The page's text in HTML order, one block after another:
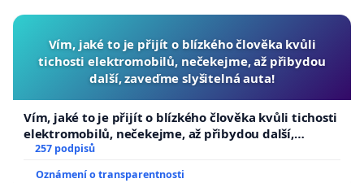
Vím, jaké to je přijít o blízkého člověka kvůli
tichosti elektromobilů, nečekejme, až přibydou
další, zaveďme slyšitelná auta!
Vím, jaké to je přijít o blízkého člověka kvůli tichosti
elektromobilů, nečekejme, až přibydou další,
zaveďme slyšitelná auta!
257 podpisů
Oznámení o transparentnosti